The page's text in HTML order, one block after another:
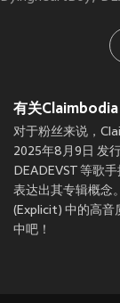
有关
对于粉丝来说，
2025年8月9日 发
DEADEVST 等歌
表达出其专辑概念
(Explicit) 中的高音
中吧！